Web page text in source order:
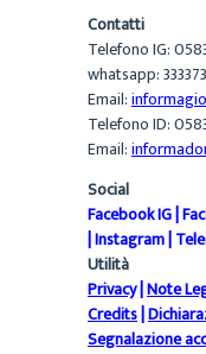
Contatti
Telefono IG:
whatsapp:
Email:
Telefono ID:
Email:
Social
Facebook IG|
|Instagram|
Utilità
Privacy|Note
Credits|
Segnalazione